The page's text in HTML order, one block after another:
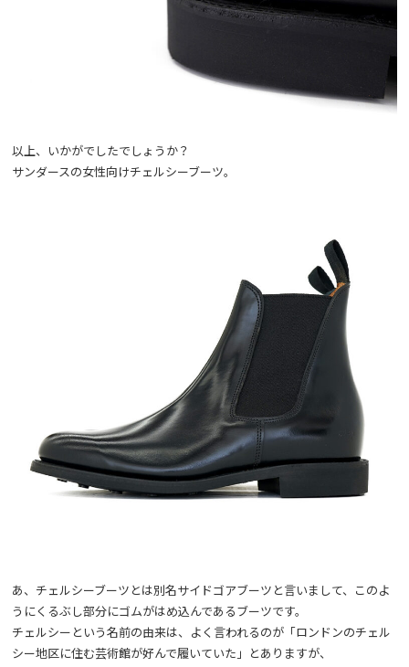
以上、いかがでしたでしょうか？
サンダースの女性向けチェルシーブーツ。
あ、チェルシーブーツとは別名サイドゴアブーツと言いまして、このよ
うにくるぶし部分にゴムがはめ込んであるブーツです。
チェルシーという名前の由来は、よく言われるのが「ロンドンのチェル
シー地区に住む芸術館が好んで履いていた」とありますが、